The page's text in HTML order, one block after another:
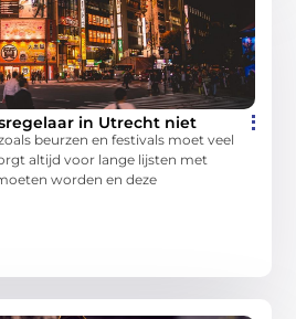
in Utrecht niet
beurzen en festivals moet veel
altijd voor lange lijsten met
worden en deze